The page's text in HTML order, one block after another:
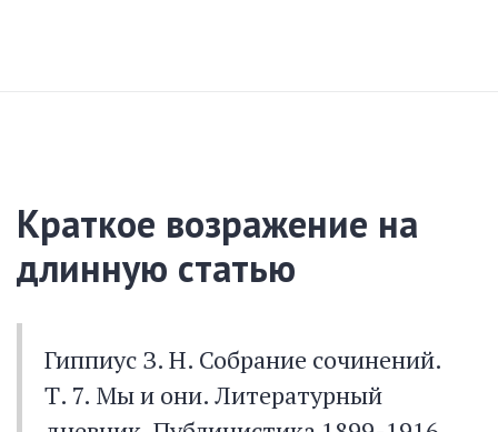
Краткое возражение на
длинную статью
Гиппиус З. H. Собрание сочинений.
Т. 7. Мы и они. Литературный